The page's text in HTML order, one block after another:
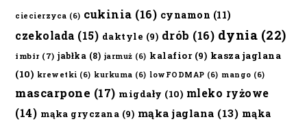
ciecierzyca (6) cukinia (16) cynamon (11)
czekolada (15) daktyle (9) drób (16) dynia (22)
imbir (7) jabłka (8) jarmuż (6) kalafior(9) kasza jaglana
(10) krewetki (6) kurkuma (6) lowFODMAP (6) mango (6)
mascarpone (17) migdały (10) mleko ryżowe
(14) mąka gryczana (9) mąka jaglana (13) mąka